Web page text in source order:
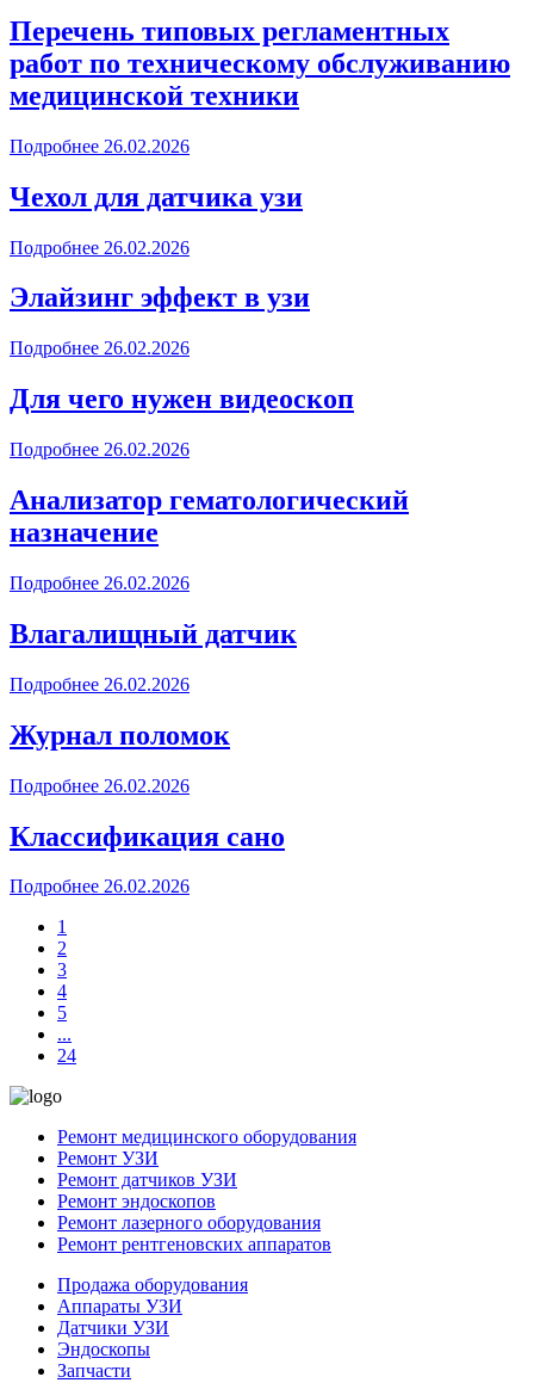
Перечень типовых регламентных
работ по техническому обслуживанию
медицинской техники
Подробнее 26.02.2026
Чехол для датчика узи
Подробнее 26.02.2026
Элайзинг эффект в узи
Подробнее 26.02.2026
Для чего нужен видеоскоп
Подробнее 26.02.2026
Анализатор гематологический
назначение
Подробнее 26.02.2026
Влагалищный датчик
Подробнее 26.02.2026
Журнал поломок
Подробнее 26.02.2026
Классификация сано
Подробнее 26.02.2026
1
2
3
4
5
...
24
Ремонт медицинского оборудования
Ремонт УЗИ
Ремонт датчиков УЗИ
Ремонт эндоскопов
Ремонт лазерного оборудования
Ремонт рентгеновских аппаратов
Продажа оборудования
Аппараты УЗИ
Датчики УЗИ
Эндоскопы
Запчасти